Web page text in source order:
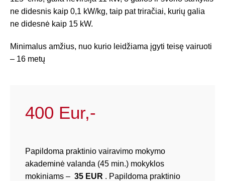
ne didesnis kaip 0,1 kW/kg, taip pat triračiai, kurių galia
ne didesnė kaip 15 kW.
Minimalus amžius, nuo kurio leidžiama įgyti teisę vairuoti
– 16 metų
400 Eur,-
Papildoma praktinio vairavimo mokymo
akademinė valanda (45 min.) mokyklos
mokiniams – 35 EUR . Papildoma praktinio